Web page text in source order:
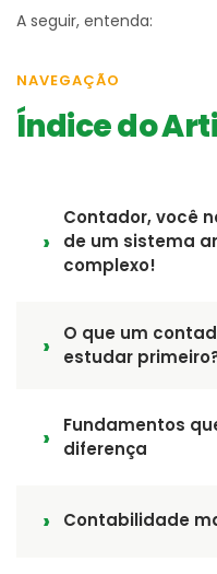
A seguir, entenda:
NAVEGAÇÃO
Índice do
Contador, você
de um sistema
complexo!
O que um
estudar
Fundamentos
diferença
Contabilidade